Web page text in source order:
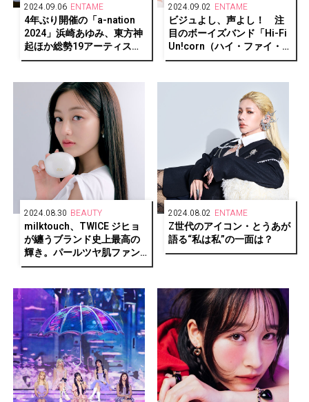
2024.09.06 ENTAME
4年ぶり開催の「a-nation
2024」浜崎あゆみ、東方神
起ほか総勢19アーティスト
の 競演と多彩なサプライズ
夏を豪華絢爛に締めくくる
2024.09.02 ENTAME
ビジュよし、声よし！ 注
目のボーイズバンド「Hi-Fi
Un!corn（ハイ・ファイ・
ユニコーン）」がカバーに
2024.08.30 BEAUTY
milktouch、TWICE ジヒョ
が纏うブランド史上最高の
輝き。パールツヤ肌ファン
デ誕生
2024.08.02 ENTAME
Z世代のアイコン・とうあが
語る“私は私”の一面は？